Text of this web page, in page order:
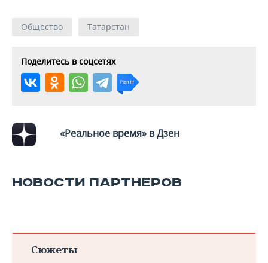
Общество Татарстан
Поделитесь в соцсетях
«Реальное время» в Дзен
НОВОСТИ ПАРТНЕРОВ
Сюжеты